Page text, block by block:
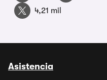
4,21 mil
Asistencia